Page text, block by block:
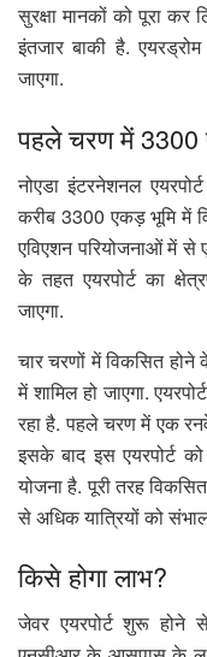
सुरक्षा मानकों को पूरा
इंतजार बाकी है.
जाएगा.
पहले चरण में 3300
नोएडा इंटरनेशनल
करीब 3300 एकड़ भूमि में
एविएशन परियोजनाओं में से
के तहत एयरपोर्ट का
जाएगा.
चार चरणों में विकसित होने
में शामिल हो जाएगा.
रहा है. पहले चरण में एक
इसके बाद इस एयरपोर्ट
योजना है. पूरी तरह
से अधिक यात्रियों को
किसे होगा लाभ?
जेवर एयरपोर्ट शुरू होने